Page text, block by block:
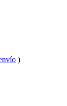
)